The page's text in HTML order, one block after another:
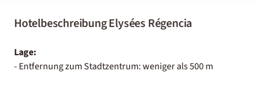
Hotelbeschreibung Elysées Régencia
Lage:
- Entfernung zum Stadtzentrum: weniger als 500 m